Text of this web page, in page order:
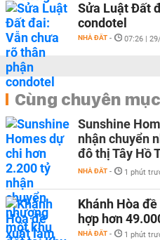
Sửa Luật Đất
condotel
NHÀ ĐẤT - 07:26 |
Cùng chuyên mục
Sunshine
nhận chuyển
đô thị Tây Hồ
NHÀ ĐẤT - 1 phút
Khánh Hòa
hợp hơn
NHÀ ĐẤT - 1 phút